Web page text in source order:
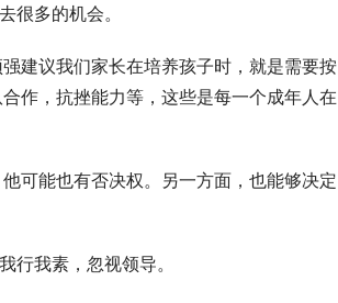
很多的机会。
建议我们家长在培养孩子时，就是需要按
作，抗挫能力等，这些是每一个成年人在
可能也有否决权。另一方面，也能够决定
行我素，忽视领导。